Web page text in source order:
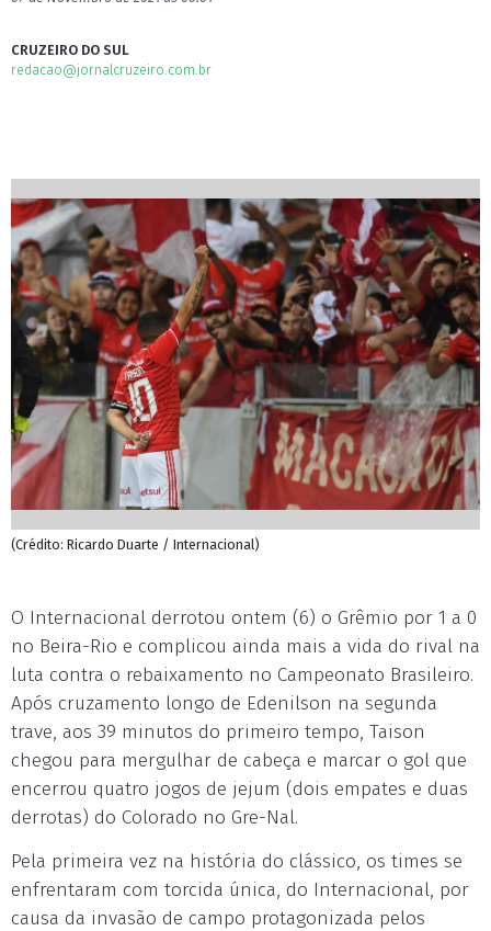
CRUZEIRO DO SUL
redacao@jornalcruzeiro.com.br
(Crédito: Ricardo Duarte / Internacional)
O Internacional derrotou ontem (6) o Grêmio por 1 a 0
no Beira-Rio e complicou ainda mais a vida do rival na
luta contra o rebaixamento no Campeonato Brasileiro.
Após cruzamento longo de Edenilson na segunda
trave, aos 39 minutos do primeiro tempo, Taison
chegou para mergulhar de cabeça e marcar o gol que
encerrou quatro jogos de jejum (dois empates e duas
derrotas) do Colorado no Gre-Nal.
Pela primeira vez na história do clássico, os times se
enfrentaram com torcida única, do Internacional, por
causa da invasão de campo protagonizada pelos